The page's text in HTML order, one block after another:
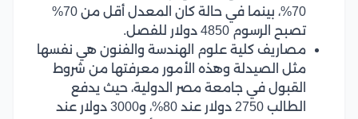
70%، بينما في حالة كان المعدل أقل من 70%
تصبح الرسوم 4850 دولار للفصل.
مصاريف كلية علوم الهندسة والفنون هي نفسها
مثل الصيدلة وهذه الأمور معرفتها من شروط
القبول في جامعة مصر الدولية، حيث يدفع
الطالب 2750 دولار عند 80%، و3000 دولار عند